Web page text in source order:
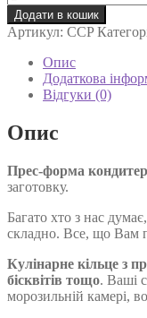
форма
кондитерська
Craft
Cake
Press+
кільце
Ø80мм
кількість
Додати в кошик
Артикул: CСP
Опис
Додаткова
Відгуки (0)
Опис
Прес-форма
заготовку.
Багато хто з нас
складно. Все, що Вам
Кулінарне кільце з
бісквітів тощо. Ваші
морозильній камері,